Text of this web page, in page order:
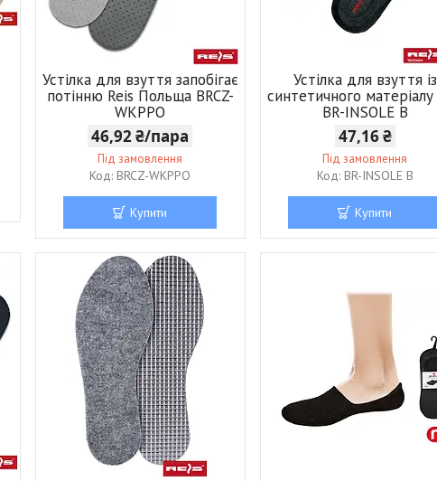
Устілка для взуття запобігає
потінню Reis Польща BRCZ-
WKPPO
46,92 ₴/пара
Під замовлення
BRCZ-WKPPO
Купити
Устілка для взуття із
синтетичного матеріалу
BR-INSOLE B
47,16 ₴
Під замовлення
BR-INSOLE B
Купити